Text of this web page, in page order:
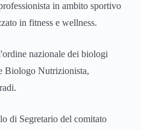
in ambito sportivo
in fitness e wellness.
nazionale dei biologi
Biologo Nutrizionista,
di Segretario del comitato